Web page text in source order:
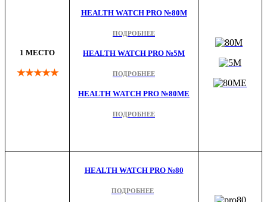
1 МЕСТО
★★★★★
HEALTH WATCH PRO №80M
ПОДРОБНЕЕ
HEALTH WATCH PRO №5M
ПОДРОБНЕЕ
HEALTH WATCH PRO №80ME
ПОДРОБНЕЕ
HEALTH WATCH PRO №80
ПОДРОБНЕЕ